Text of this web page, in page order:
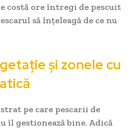
costă ore întregi de pescuit
să înțeleagă de ce nu
și zonele cu
pe care pescarii de
îl gestionează bine. Adică